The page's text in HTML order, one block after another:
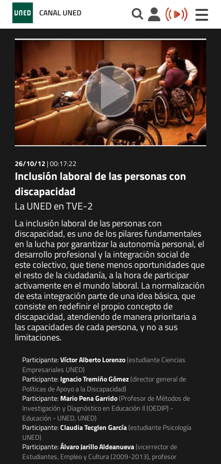
Toggle
26/10/12 |00:17:22
Inclusión laboral de las personas con
discapacidad
La UNED en TVE-2
La inclusión laboral de las personas con
discapacidad, es uno de los pilares fundamentales
en la lucha por garantizar la autonomía personal, el
desarrollo profesional y la integración social de
este colectivo, que tiene menos oportunidades que
el resto de la ciudadanía, a la hora de participar
activamente en el mundo laboral. La normalización
de esta integración parte de una idea básica, que
consiste en redefinir el propio concepto de
discapacidad, atendiendo de manera prioritaria a
las capacidades de cada persona, y no a sus
limitaciones.
Participante:Víctor Alberto Lorenzo(estudiante Ciencias
Empresariales UNED)
Participante: Ignacio Tremiño Gómez(director general de
Políticas de Apoyo a la Discapacidad)
Participante: Mario Pena Garrido(Profesor de Métodos de
Investigación y Diagnóstico en Educación II (OEDIP) -
Educación - UNED, UNED)
Participante:Claudia Tecglen García(estudiante Psicología
UNED)
Participante:Álvaro Jarillo Aldeanueva(vicerrector de
Estudiantes, Empleo y Cultura (2009-2013), profesor